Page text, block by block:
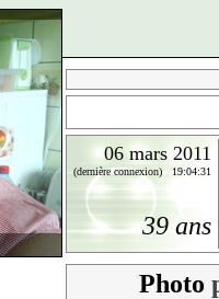
06 mars 2011
(dernière connexion) 19:04:31
39 ans
Photo